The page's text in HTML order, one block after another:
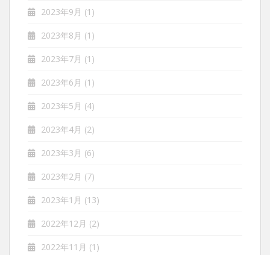
2023年9月 (1)
2023年8月 (1)
2023年7月 (1)
2023年6月 (1)
2023年5月 (4)
2023年4月 (2)
2023年3月 (6)
2023年2月 (7)
2023年1月 (13)
2022年12月 (2)
2022年11月 (1)